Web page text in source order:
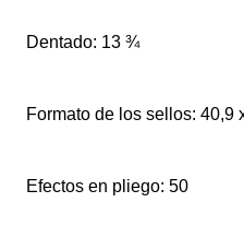
Dentado: 13 ¾
Formato de los sellos: 40,9
Efectos en pliego: 50